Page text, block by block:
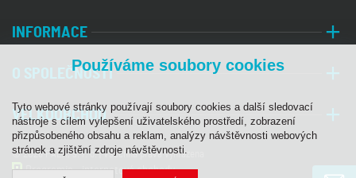
INFORMACE
O SPOLEČNOSTI
VELKOOBCHOD
© 2026 PALA, s. r. o. | Všechna práva vyhrazena
Programia - internetové obchody
Používáme soubory cookies
Tyto webové stránky používají soubory cookies a další sledovací
nástroje s cílem vylepšení uživatelského prostředí, zobrazení
přizpůsobeného obsahu a reklam, analýzy návštěvnosti webových
stránek a zjištění zdroje návštěvnosti.